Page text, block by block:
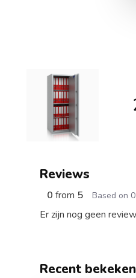
Reviews
0 from 5 Based on
Er zijn nog geen
Recent bekeken